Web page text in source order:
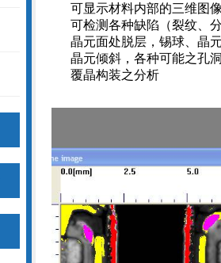
可显示材料内部的三维图
可检测各种缺陷（裂纹、
晶元面处脱层，锡球、晶
晶元倾斜，各种可能之孔
覆晶构装之分析